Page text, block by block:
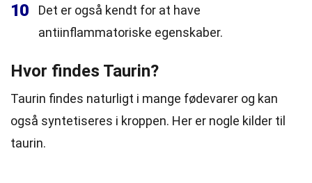
10
Det er også kendt for at have
antiinflammatoriske egenskaber.
Hvor findes Taurin?
Taurin findes naturligt i mange fødevarer og kan
også syntetiseres i kroppen. Her er nogle kilder til
taurin.